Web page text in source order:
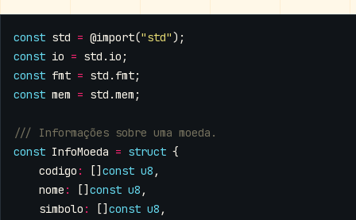
const std = @import("std");
const io = std . io ;
const fmt = std . fmt;
const mem = std .mem ;
const InfoMoeda = struct {
codigo : [] const u8 ,
nome : [] const u8 ,
simbolo : [] const u8 ,